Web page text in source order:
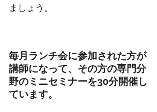
ましょう。
毎月ランチ会に参加された方が
講師になって、その方の専門分
野のミニセミナーを30分開催し
ています。